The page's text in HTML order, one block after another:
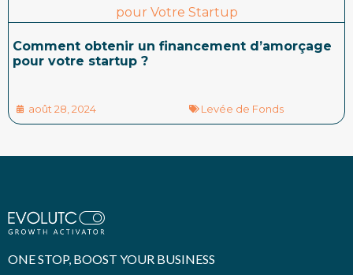
Comment obtenir un financement d’amorçage
pour votre startup ?
août 28, 2024 Levée de Fonds
ONE STOP, BOOST YOUR BUSINESS